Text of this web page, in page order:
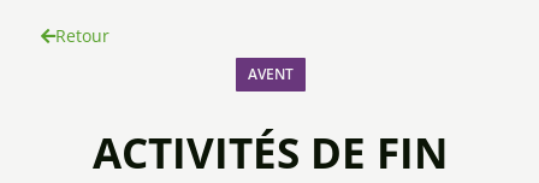
Retour
AVENT
ACTIVITÉS DE FIN